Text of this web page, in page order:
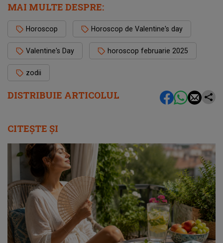
DISTRIBUIE ARTICOLUL
MAI MULTE DESPRE:
Horoscop Horoscop de Valentine's day
Valentine's Day horoscop februarie 2025
zodii
CITEȘTE ȘI